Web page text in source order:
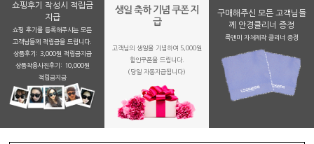
쇼핑후기 작성시 적립금
지급
쇼핑 후기를 등록해주시는 모든
고객님들께 적립금을 드립니다.
상품후기: 3,000원 적립금지급
상품착용사진후기: 10,000원
적립금지금
생일 축하 기념 쿠폰 지
급
고객님의 생일을 기념하여 5,000원
할인쿠폰을 드립니다.
(당일 자동지급됩니다)
구매해주신 모든 고객님들
께 안경클리너 증정
룩앤미 자체제작 클리너 증정